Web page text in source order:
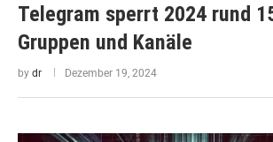
Telegram sperrt 2024 rund
Gruppen und Kanäle
by dr Dezember 19, 2024